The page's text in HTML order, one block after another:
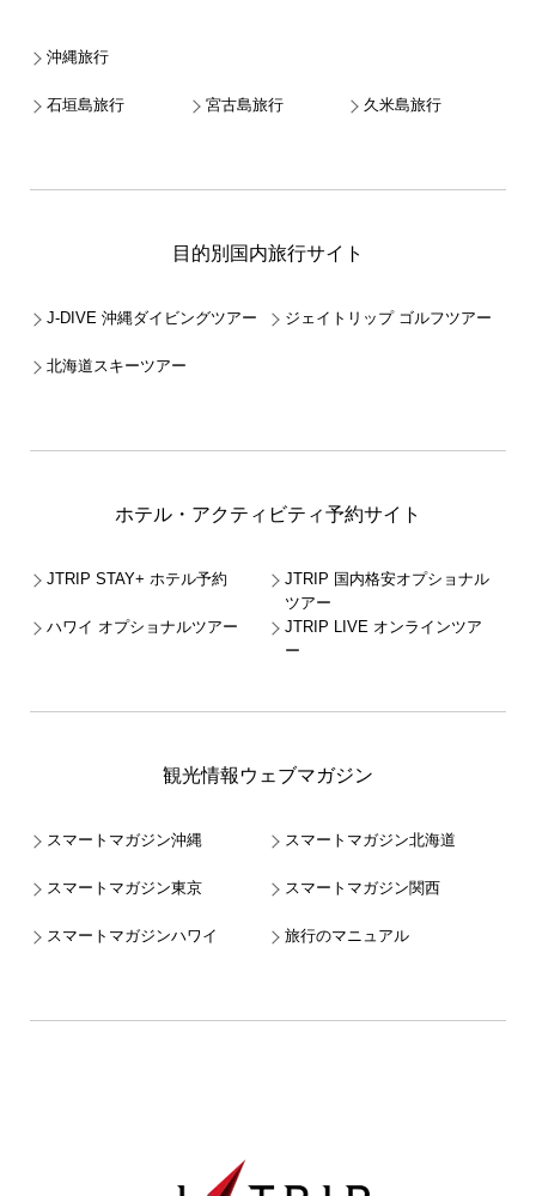
沖縄旅行
石垣島旅行 宮古島旅行 久米島旅行
目的別国内旅行サイト
J-DIVE 沖縄ダイビングツアー ジェイトリップ ゴルフツアー
北海道スキーツアー
ホテル・アクティビティ予約サイト
JTRIP STAY+ ホテル予約
JTRIP 国内格安オプショナル
ツアー
ハワイ オプショナルツアー
JTRIP LIVE オンラインツア
ー
観光情報ウェブマガジン
スマートマガジン沖縄 スマートマガジン北海道
スマートマガジン東京 スマートマガジン関西
スマートマガジンハワイ 旅行のマニュアル